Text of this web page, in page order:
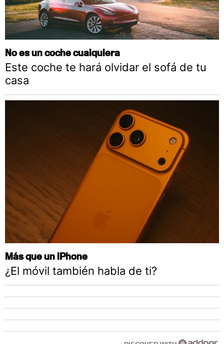
No es un coche cualquiera
Este coche te hará olvidar el sofá de tu
casa
Más que un iPhone
¿El móvil también habla de ti?